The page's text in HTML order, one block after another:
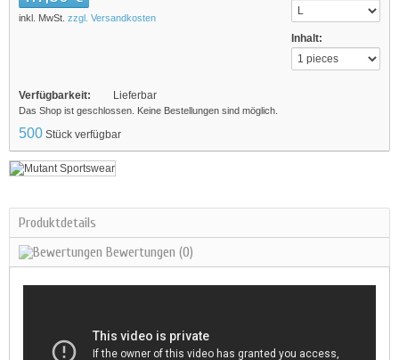
Inhalt:
inkl. MwSt. zzgl. Versandkosten
Verfügbarkeit: Lieferbar
Das Shop ist geschlossen. Keine Bestellungen sind möglich.
500 Stück verfügbar
Produktdetails
Bewertungen (0)